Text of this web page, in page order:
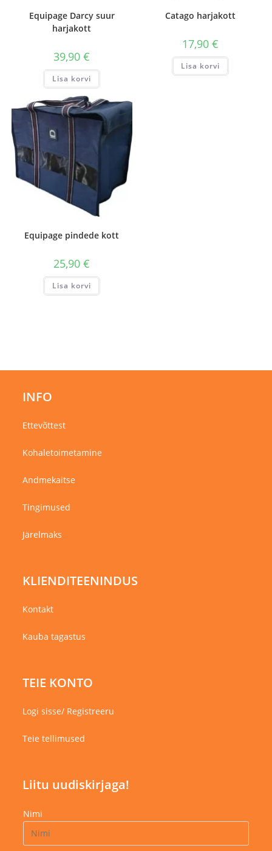
Equipage Darcy suur
harjakott
39,90€
Lisa korvi
Catago harjakott
17,90 €
Lisa korvi
Equipage pindede kott
25,90€
Lisa korvi
INFO
Ettevõttest
Kohaletoimetamine
Andmekaitse
Tingimused
Järelmaks
KLIENDITEENINDUS
Kontakt
Kauba tagastus
TEIE KONTO
Logi sisse/ Registreeru
Teie tellimused
Liitu uudiskirjaga!
Nimi